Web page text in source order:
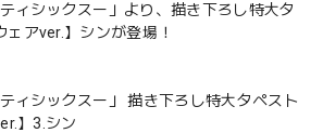
ィシックスー」より、描き下ろし特大タ
アver.】シンが登場！
ィシックスー」 描き下ろし特大タペスト
】3.シン